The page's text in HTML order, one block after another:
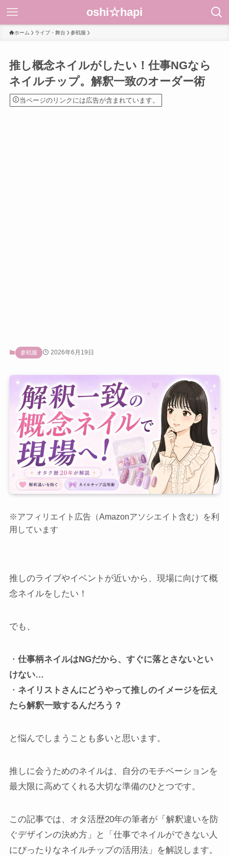
oshi☆hapi
ホーム ライブ・舞台 参戦服
推し概念ネイルがしたい！仕事NGなら
ネイルチップ。解釈一致のオーダー術
当ページのリンクには広告が含まれています。
参戦服 2026年6月19日
※アフィリエイト広告（Amazonアソシエイト含む）を利
用しています
推しのライブやイベントが近いから、現場に向けて概
念ネイルをしたい！
でも、
・ 仕事柄ネイルはNGだから、すぐに落とさないとい
けない…
・ ネイリストさんにどうやって推しのイメージを伝え
たら解釈一致するんだろう？
と悩んでしまうことも多いと思います。
推しに会うためのネイルは、自分のモチベーションを
最大限に高めてくれる大切な準備のひとつです。
この記事では、オタ活歴20年の筆者が「解釈違いを防
ぐデザインの決め方」と「仕事でネイルができない人
にぴったりなネイルチップの活用法」を解説します。